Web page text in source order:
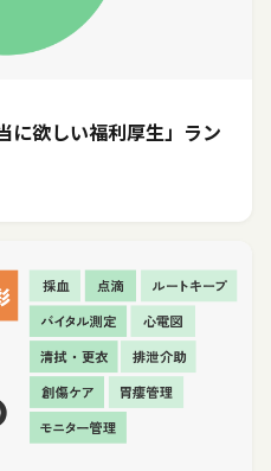
に欲しい福利厚生」ラン